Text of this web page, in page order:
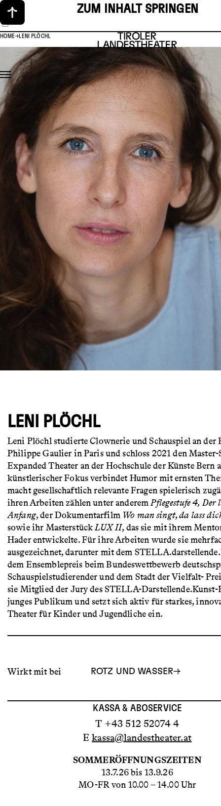
ZUM INHALT SPRINGEN
HOME LENI PLÖCHL
LENI PLÖCHL
Leni Plöchl studierte Clownerie und Schauspiel an der
Philippe Gaulier in Paris und schloss 2021 den
Expanded Theater an der Hochschule der Künste Bern
künstlerischer Fokus verbindet Humor mit ernsten
macht gesellschaftlich relevante Fragen spielerisch
ihren Arbeiten zählen unter anderemPflegestufe 4, Der
Anfang, der Dokumentarfilm Wo man singt,da lass
sowie ihr MasterstückLUX II, das sie mit ihrem
Hader entwickelte. Für ihre Arbeiten wurde sie
ausgezeichnet, darunter mit dem
dem Ensemblepreis beim Bundeswettbewerb
Schauspielstudierender und dem Stadt der Vielfalt-
sie Mitglied der Jury des STELLA-Darstellende.Kunst-
junges Publikum und setzt sich aktiv für starkes,
Theater für Kinder und Jugendliche ein.
Wirkt mit bei ROTZ UND WASSER
KASSA & ABOSERVICE
T +43 512 52074 4
Ekassa@landestheater.at
SOMMERÖFFNUNGSZEITEN
13.7.26 bis 13.9.26
MO-FR von 10.00 – 14.00 Uhr